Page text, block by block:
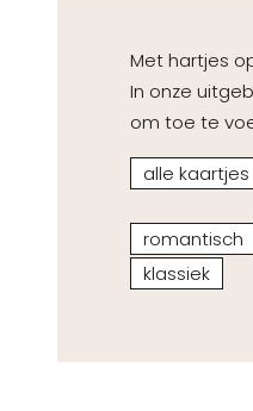
Met hartjes
In onze
om toe te
alle kaartjes
romantisch
klassiek